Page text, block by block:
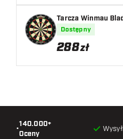
metalowe
Zastosowanie:
montaż
Tarcza Winmau
Dostępny
288zł
•
140.000+
Oceny